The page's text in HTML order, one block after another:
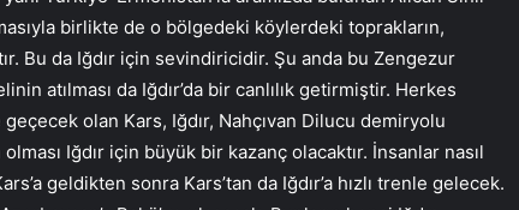
birlikte de o bölgedeki köylerdeki toprakların,
Bu da Iğdır için sevindiricidir. Şu anda bu Zengezur
atılması da Iğdır’da bir canlılık getirmiştir. Herkes
olan Kars, Iğdır, Nahçıvan Dilucu demiryolu
Iğdır için büyük bir kazanç olacaktır. İnsanlar nasıl
geldikten sonra Kars’tan da Iğdır’a hızlı trenle gelecek.